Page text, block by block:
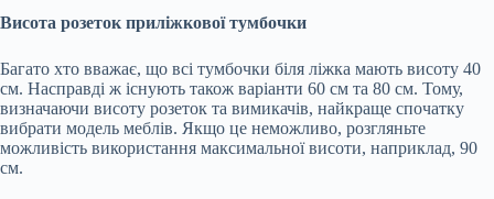
Висота розеток приліжкової тумбочки
Багато хто вважає, що всі тумбочки біля ліжка мають висоту 40
см. Насправді ж існують також варіанти 60 см та 80 см. Тому,
визначаючи висоту розеток та вимикачів, найкраще спочатку
вибрати модель меблів. Якщо це неможливо, розгляньте
можливість використання максимальної висоти, наприклад, 90
см.